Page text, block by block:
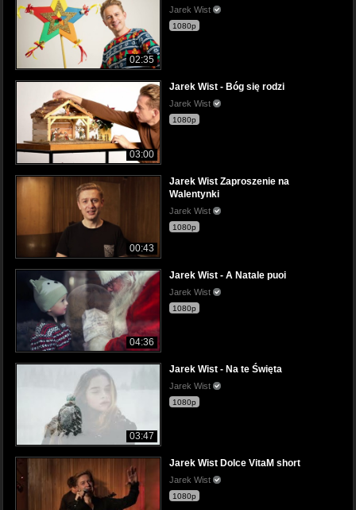
02:35
Jarek Wist
1080p
03:00
Jarek Wist - Bóg się rodzi
Jarek Wist
1080p
00:43
Jarek Wist Zaproszenie na
Walentynki
Jarek Wist
1080p
04:36
Jarek Wist - A Natale puoi
Jarek Wist
1080p
03:47
Jarek Wist - Na te Święta
Jarek Wist
1080p
Jarek Wist Dolce VitaM short
Jarek Wist
1080p